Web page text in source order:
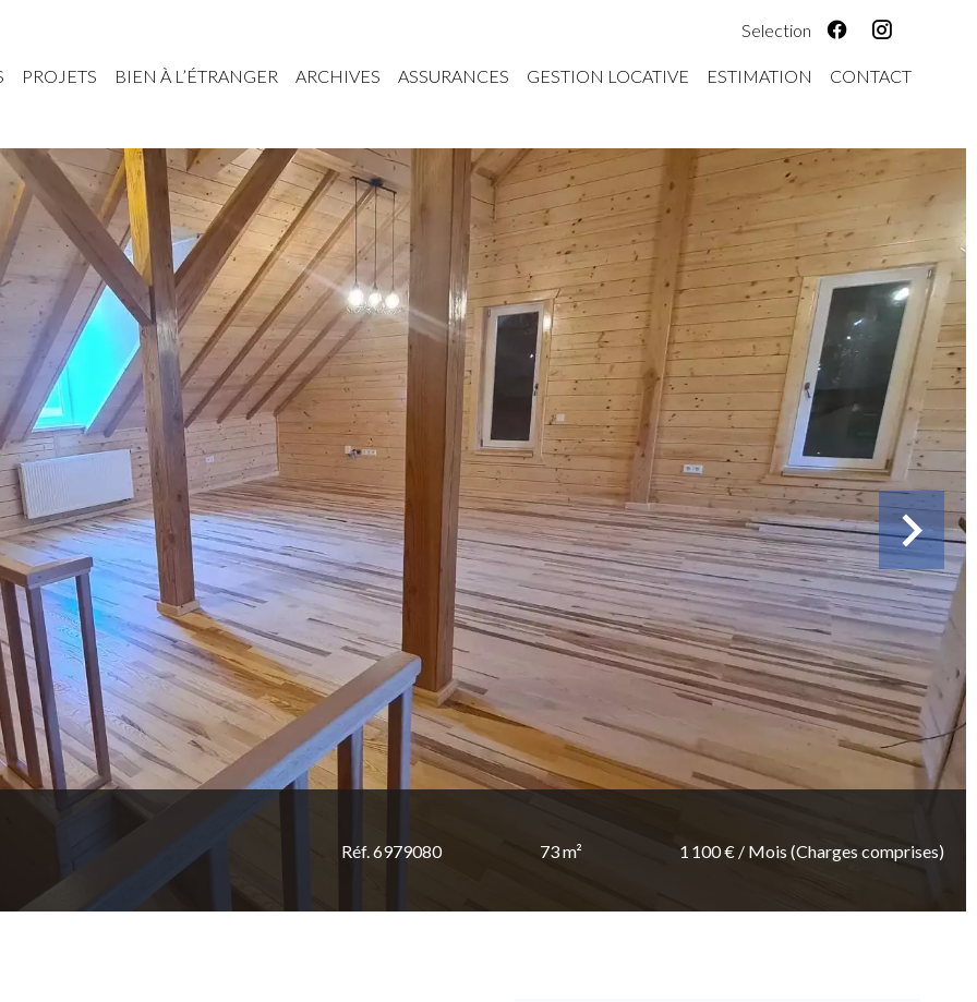
Selection
PROJETS BIEN À L’ÉTRANGER ARCHIVES ASSURANCES GESTION LOCATIVE ESTIMATION CONTACT
Réf. 6979080 73 m² 1 100 € / Mois (Charges comprises)